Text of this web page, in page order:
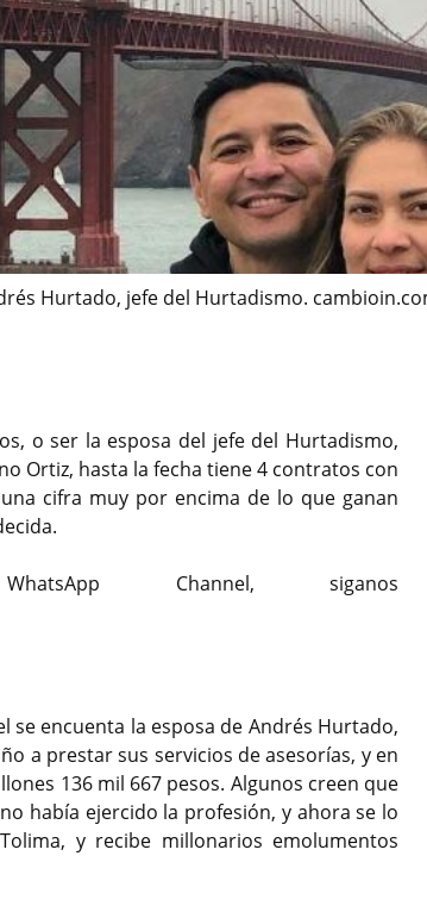
Hurtado, jefe del Hurtadismo.
o ser la esposa del jefe del Hurtadismo,
Ortiz, hasta la fecha tiene 4 contratos con
cifra muy por encima de lo que ganan
Channel, siganos
encuenta la esposa de Andrés Hurtado,
a prestar sus servicios de asesorías, y en
136 mil 667 pesos. Algunos creen que
había ejercido la profesión, y ahora se lo
y recibe millonarios emolumentos